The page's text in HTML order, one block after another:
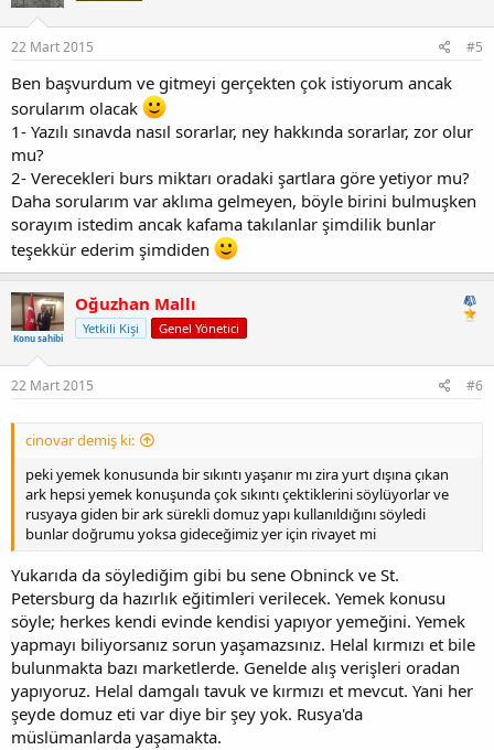
22 Mart 2015 #5
Ben başvurdum ve gitmeyi gerçekten çok istiyorum ancak
sorularım olacak
1- Yazılı sınavda nasıl sorarlar, ney hakkında sorarlar, zor olur
mu?
2- Verecekleri burs miktarı oradaki şartlara göre yetiyor mu?
Daha sorularım var aklıma gelmeyen, böyle birini bulmuşken
sorayım istedim ancak kafama takılanlar şimdilik bunlar
teşekkür ederim şimdiden
Konu sahibi
Oğuzhan Mallı
Yetkili Kişi Genel Yönetici
22 Mart 2015 #6
cinovar demiş ki:
peki yemek konusunda bir sıkıntı yaşanır mı zira yurt dışına çıkan
ark hepsi yemek konuşunda çok sıkıntı çektiklerini söylüyorlar ve
rusyaya giden bir ark sürekli domuz yapı kullanıldığını söyledi
bunlar doğrumu yoksa gideceğimiz yer için rivayet mi
Yukarıda da söylediğim gibi bu sene Obninck ve St.
Petersburg da hazırlık eğitimleri verilecek. Yemek konusu
söyle; herkes kendi evinde kendisi yapıyor yemeğini. Yemek
yapmayı biliyorsanız sorun yaşamazsınız. Helal kırmızı et bile
bulunmakta bazı marketlerde. Genelde alış verişleri oradan
yapıyoruz. Helal damgalı tavuk ve kırmızı et mevcut. Yani her
şeyde domuz eti var diye bir şey yok. Rusya'da
müslümanlarda yaşamakta.